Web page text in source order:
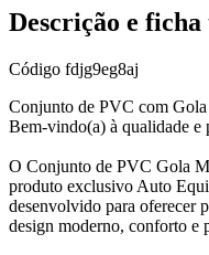
Descrição e ficha
Código fdjg9eg8aj
Conjunto de PVC com
Bem-vindo(a) à qualidade e
O Conjunto de PVC Gola
produto exclusivo Auto
desenvolvido para oferecer
design moderno, conforto e